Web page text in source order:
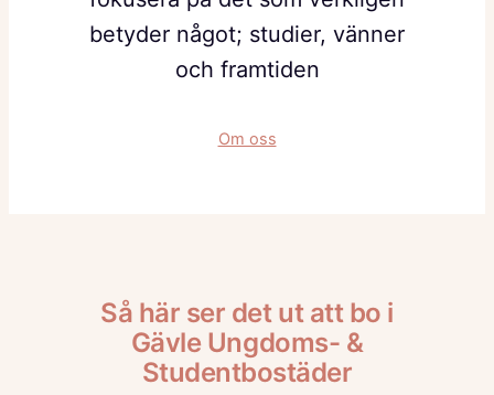
betyder något; studier, vänner
och framtiden
Om oss
Så här ser det ut att bo i
Gävle Ungdoms- &
Studentbostäder